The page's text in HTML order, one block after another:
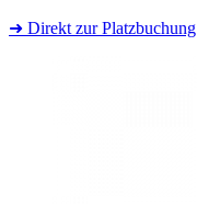
➜ Direkt zur Platzbuchung